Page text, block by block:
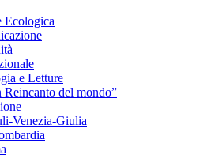
Ecologica
e Letture
Reincanto del mondo”
Venezia-Giulia